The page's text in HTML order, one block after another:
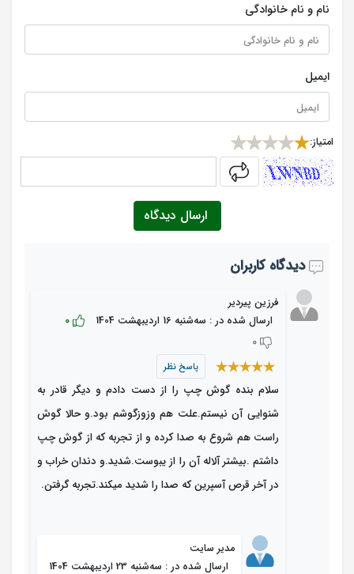
نام و نام خانوادگی
ایمیل
امتیاز:
ارسال دیدگاه
دیدگاه کاربران
فرزین پیردیر
ارسال شده در : ﺳﻪشنبه 16 اردیبهشت 1404
0
0
پاسخ نظر
سلام بنده گوش چپ را از دست دادم و دیگر قادر به
شنوایی آن نیستم.علت هم وزوزگوشم بود.و حالا گوش
راست هم شروع به صدا کرده و از تجربه که از گوش چپ
داشتم .بیشتر آلاله آن را از یبوست.شدید.و دندان خراب و
در آخر قرص آسپرین که صدا را شدید میکند.تجربه گرفتن.
مدیر سایت
ارسال شده در : ﺳﻪشنبه 23 اردیبهشت 1404